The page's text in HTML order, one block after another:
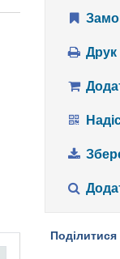
Друк
Поділитися